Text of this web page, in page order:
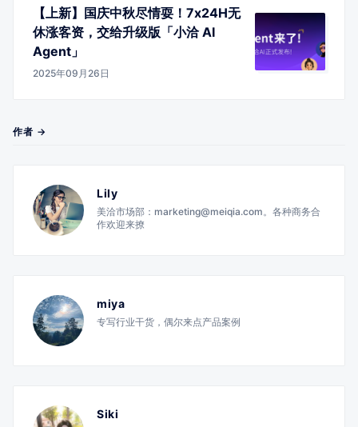
【上新】国庆中秋尽情耍！7x24H无
休涨客资，交给升级版「小洽 AI
Agent」
2025年09月26日
作者 →
Lily
美洽市场部：marketing@meiqia.com。各种商务合
作欢迎来撩
miya
专写行业干货，偶尔来点产品案例
Siki